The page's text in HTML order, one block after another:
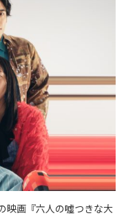
映画『六人の噓つきな大